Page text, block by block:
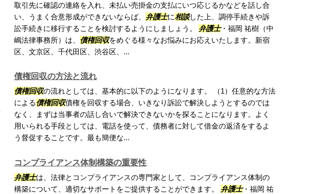
取引先に確認の連絡を入れ、未払い売掛金の支払にいつ応じるかなどを話し合
い、うまく合意形成ができないならば、 弁護士に相談した上、調停手続きや訴
訟手続きに移行することを検討するようにしましょう。 弁護士・福岡 祐樹（中
嶋法律事務所）は、 債権回収をめぐる様々なお悩みにお応えいたします。新宿
区、文京区、千代田区、渋谷区、...
債権回収の方法と流れ
債権回収の流れとしては、基本的に以下のようになります。 （1）任意的な方法
による債権回収債権を回収する場合、いきなり訴訟で解決しようとするのでは
なく、まずは当事者の話し合いで解決できないかを探ることになります。よく
用いられる手段としては、電話を使って、債務者に対して借金の返済をするよ
う督促することです。最も簡便な...
コンプライアンス体制構築の重要性
弁護士は、法律とコンプライアンスの専門家として、コンプライアンス体制の
構築について、適切なサポートをご提供することができます。 弁護士・福岡 祐